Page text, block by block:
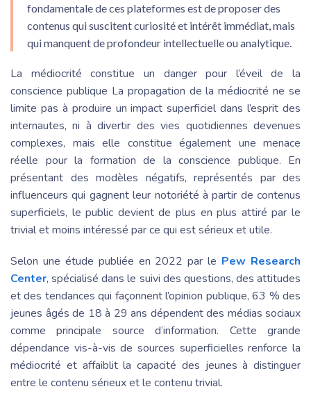
fondamentale de ces plateformes est de proposer des
contenus qui suscitent curiosité et intérêt immédiat, mais
qui manquent de profondeur intellectuelle ou analytique.
La médiocrité constitue un danger pour l’éveil de la
conscience publique La propagation de la médiocrité ne se
limite pas à produire un impact superficiel dans l’esprit des
internautes, ni à divertir des vies quotidiennes devenues
complexes, mais elle constitue également une menace
réelle pour la formation de la conscience publique. En
présentant des modèles négatifs, représentés par des
influenceurs qui gagnent leur notoriété à partir de contenus
superficiels, le public devient de plus en plus attiré par le
trivial et moins intéressé par ce qui est sérieux et utile.
Selon une étude publiée en 2022 par le Pew Research
Center, spécialisé dans le suivi des questions, des attitudes
et des tendances qui façonnent l’opinion publique, 63 % des
jeunes âgés de 18 à 29 ans dépendent des médias sociaux
comme principale source d’information. Cette grande
dépendance vis-à-vis de sources superficielles renforce la
médiocrité et affaiblit la capacité des jeunes à distinguer
entre le contenu sérieux et le contenu trivial.